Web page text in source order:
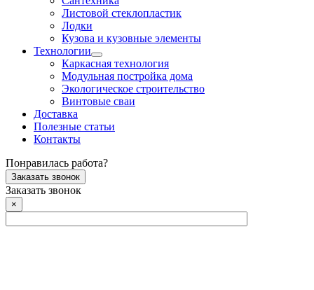
Листовой стеклопластик
Лодки
Кузова и кузовные элементы
Технологии
Каркасная технология
Модульная постройка дома
Экологическое строительство
Винтовые сваи
Доставка
Полезные статьи
Контакты
Понравилась работа?
Заказать звонок
Заказать звонок
×